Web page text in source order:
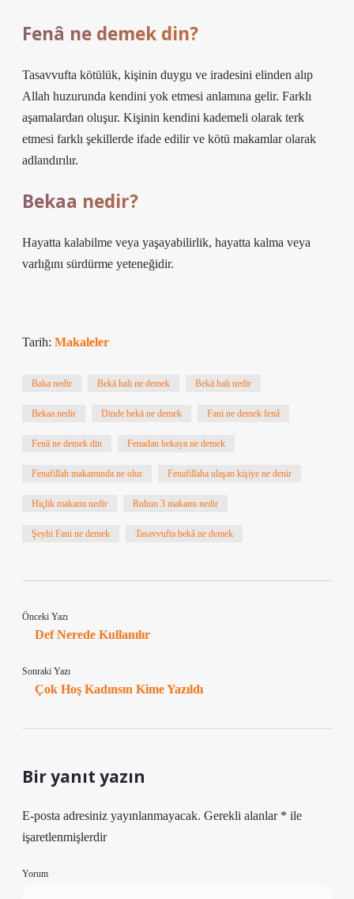
Fenâ ne demek din?
Tasavvufta kötülük, kişinin duygu ve iradesini elinden alıp
Allah huzurunda kendini yok etmesi anlamına gelir. Farklı
aşamalardan oluşur. Kişinin kendini kademeli olarak terk
etmesi farklı şekillerde ifade edilir ve kötü makamlar olarak
adlandırılır.
Bekaa nedir?
Hayatta kalabilme veya yaşayabilirlik, hayatta kalma veya
varlığını sürdürme yeteneğidir.
Tarih: Makaleler
Baka nedir Bekā hali ne demek Bekā hali nedir
Bekaa nedir Dinde bekā ne demek Fani ne demek fenâ
Fenâ ne demek din Fenadan bekaya ne demek
Fenafillah makamında ne olur Fenafillaha ulaşan kişiye ne denir
Hiçlik makamı nedir Ruhun 3 makamı nedir
Şeyhi Fani ne demek Tasavvufta bekâ ne demek
Önceki Yazı
Def Nerede Kullanılır
Sonraki Yazı
Çok Hoş Kadınsın Kime Yazıldı
Bir yanıt yazın
E-posta adresiniz yayınlanmayacak. Gerekli alanlar * ile
işaretlenmişlerdir
Yorum